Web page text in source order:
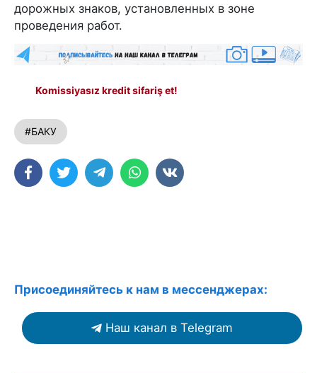
дорожных знаков, установленных в зоне
проведения работ.
Komissiyasız kredit sifariş et!
#БАКУ
Присоединяйтесь к нам в мессенджерах:
Наш канал в Telegram